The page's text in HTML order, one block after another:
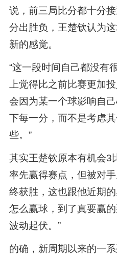
说，前三局比分都十分
分出胜负，王楚钦认为
新的感觉。
“这一段时间自己都没有
上觉得比之前比赛更加
会因为某一个球影响自
下每一分，而不是考虑
些。”
其实王楚钦原本有机会3
率先赢得赛点，但被对
终获胜，这也跟他近期
怎么赢球，到了真要赢
波动起伏。”
的确，新周期以来的一